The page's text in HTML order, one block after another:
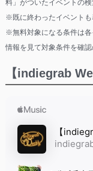
料」がついたイベントの検
※既に終わったイベントも
※無料対象になる条件は
情報を見て対象条件を確認
【indiegrab